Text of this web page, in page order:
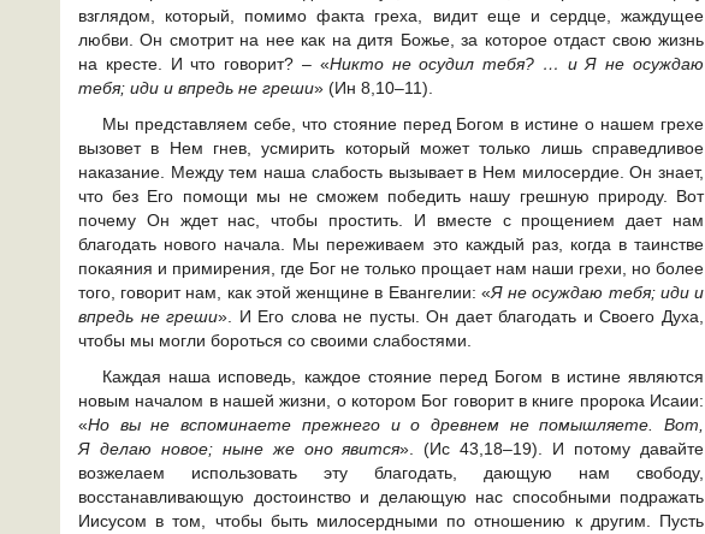
взглядом, который, помимо факта греха, видит еще и сердце, жаждущее
любви. Он смотрит на нее как на дитя Божье, за которое отдаст свою жизнь
на кресте. И что говорит? – «Никто не осудил тебя? … и Я не осуждаю
тебя; иди и впредь не греши» (Ин 8,10–11).
Мы представляем себе, что стояние перед Богом в истине о нашем грехе
вызовет в Нем гнев, усмирить который может только лишь справедливое
наказание. Между тем наша слабость вызывает в Нем милосердие. Он знает,
что без Его помощи мы не сможем победить нашу грешную природу. Вот
почему Он ждет нас, чтобы простить. И вместе с прощением дает нам
благодать нового начала. Мы переживаем это каждый раз, когда в таинстве
покаяния и примирения, где Бог не только прощает нам наши грехи, но более
того, говорит нам, как этой женщине в Евангелии: «Я не осуждаю тебя; иди и
впредь не греши». И Его слова не пусты. Он дает благодать и Своего Духа,
чтобы мы могли бороться со своими слабостями.
Каждая наша исповедь, каждое стояние перед Богом в истине являются
новым началом в нашей жизни, о котором Бог говорит в книге пророка Исаии:
«Но вы не вспоминаете прежнего и о древнем не помышляете. Вот,
Я делаю новое; ныне же оно явится». (Ис 43,18–19). И потому давайте
возжелаем использовать эту благодать, дающую нам свободу,
восстанавливающую достоинство и делающую нас способными подражать
Иисусом в том, чтобы быть милосердными по отношению к другим. Пусть